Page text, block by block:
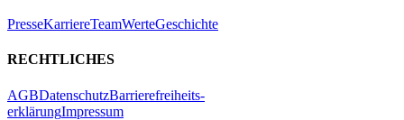
PresseKarriereTeamWerteGeschichte
RECHTLICHES
AGBDatenschutzBarrierefreiheits-
erklärungImpressum